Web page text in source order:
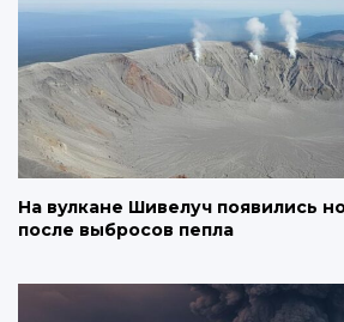
На вулкане Шивелуч появились
после выбросов пепла